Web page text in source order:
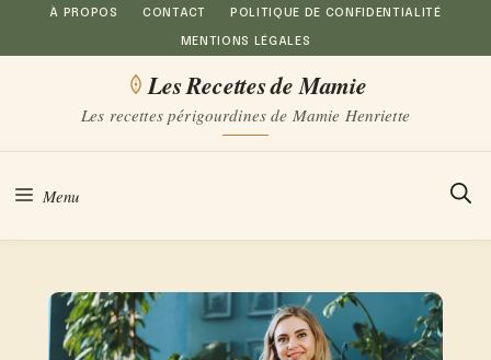
Aller
au
À PROPOS CONTACT POLITIQUE DE CONFIDENTIALITÉ
MENTIONS LÉGALES
Les Recettes de Mamie
Les recettes périgourdines de Mamie Henriette
Menu